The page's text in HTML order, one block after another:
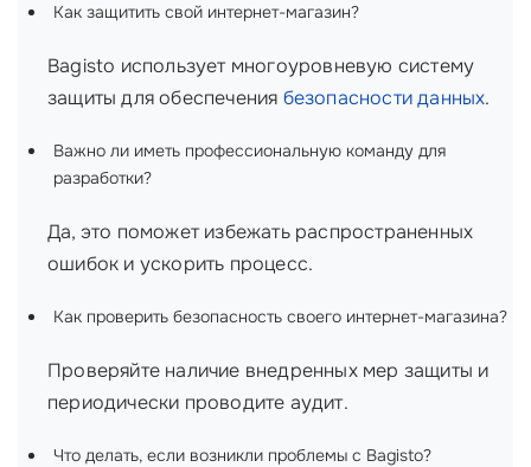
Как защитить свой интернет-магазин?
Bagisto использует многоуровневую систему
защиты для обеспечения безопасности данных.
Важно ли иметь профессиональную команду для
разработки?
Да, это поможет избежать распространенных
ошибок и ускорить процесс.
Как проверить безопасность своего интернет-магазина?
Проверяйте наличие внедренных мер защиты и
периодически проводите аудит.
Что делать, если возникли проблемы с Bagisto?